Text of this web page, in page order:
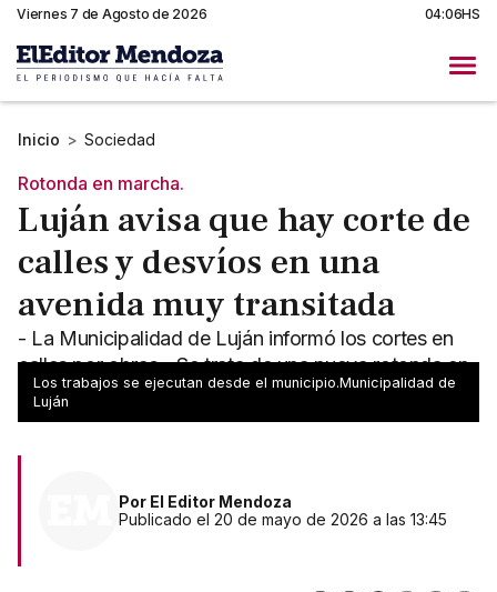
Viernes 7 de Agosto de 2026 04:06HS
Inicio > Sociedad
Rotonda en marcha.
Luján avisa que hay corte de
calles y desvíos en una
avenida muy transitada
- La Municipalidad de Luján informó los cortes en
calles por obras - Se trata de una nueva rotonda en
ejecución
Los trabajos se ejecutan desde el municipio.Municipalidad de
Luján
Por El Editor Mendoza
Publicado el 20 de mayo de 2026 a las 13:45